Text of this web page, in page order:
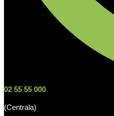
02 55 55 000
(Centrala)